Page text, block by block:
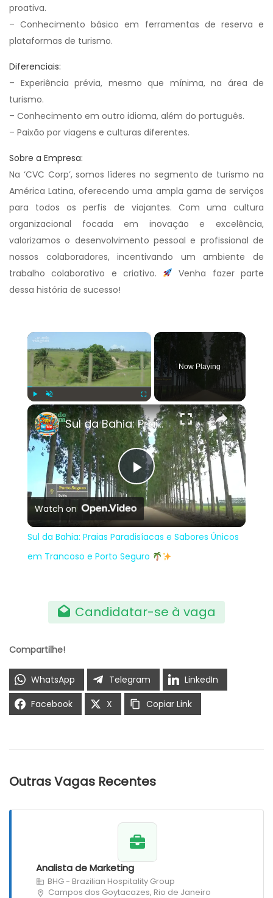
proativa.
– Conhecimento básico em ferramentas de reserva e
plataformas de turismo.
Diferenciais:
– Experiência prévia, mesmo que mínima, na área de
turismo.
– Conhecimento em outro idioma, além do português.
– Paixão por viagens e culturas diferentes.
Sobre a Empresa:
Na ‘CVC Corp’, somos líderes no segmento de turismo na
América Latina, oferecendo uma ampla gama de serviços
para todos os perfis de viajantes. Com uma cultura
organizacional focada em inovação e excelência,
valorizamos o desenvolvimento pessoal e profissional de
nossos colaboradores, incentivando um ambiente de
trabalho colaborativo e criativo.
Venha fazer parte
dessa história de sucesso!
×
Play Unmute Fullscreen
Now Playing
×
Play
Video
Sul da Bahia: Praias Paradisíacas e Sabores Únicos em Trancoso e Porto Seguro
Watch on
Sul da Bahia: Praias Paradisíacas e Sabores Únicos
em Trancoso e Porto Seguro
Candidatar-se à vaga
Compartilhe!
WhatsApp Telegram
LinkedIn
Facebook
X Copiar Link
Outras Vagas Recentes
Analista de Marketing
BHG - Brazilian Hospitality Group
Campos dos Goytacazes, Rio de Janeiro